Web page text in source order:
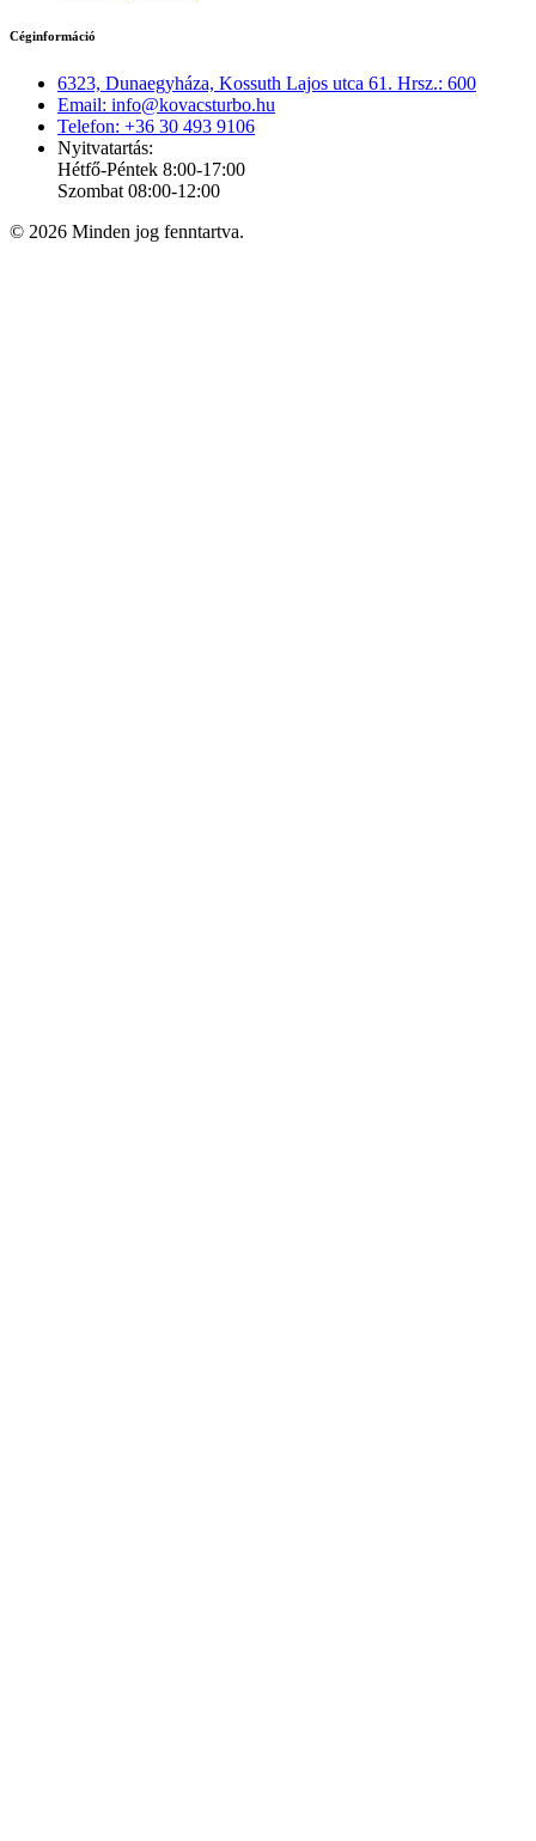
Céginformáció
6323, Dunaegyháza, Kossuth Lajos utca 61. Hrsz.: 600
Email: info@kovacsturbo.hu
Telefon: +36 30 493 9106
Nyitvatartás:
Hétfő-Péntek 8:00-17:00
Szombat 08:00-12:00
© 2026 Minden jog fenntartva.